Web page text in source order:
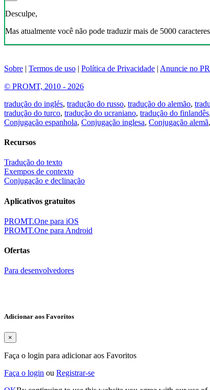
Desculpe,
Mas atualmente você não pode traduzir mais de 5000
Sobre | Termos de uso | Política de Privacidade | Anuncie no
© PROMT, 2010 - 2026
tradução do inglés, tradução do russo, tradução do alemão,
tradução do turco, tradução do ucraniano, tradução do finlandês,
Conjugação espanhola, Conjugação inglesa, Conjugação alemã,
Recursos
Tradução do texto
Exempos de contexto
Conjugação e declinação
Aplicativos gratuitos
PROMT.One para iOS
PROMT.One para Android
Ofertas
Para desenvolvedores
Adicionar aos Favoritos
×
Faça o login para adicionar aos Favoritos
Faça o login ou Registrar-se